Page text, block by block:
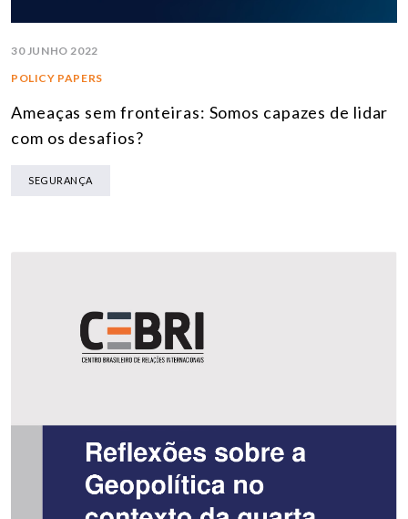
30 JUNHO 2022
POLICY PAPERS
Ameaças sem fronteiras: Somos capazes de lidar
com os desafios?
SEGURANÇA